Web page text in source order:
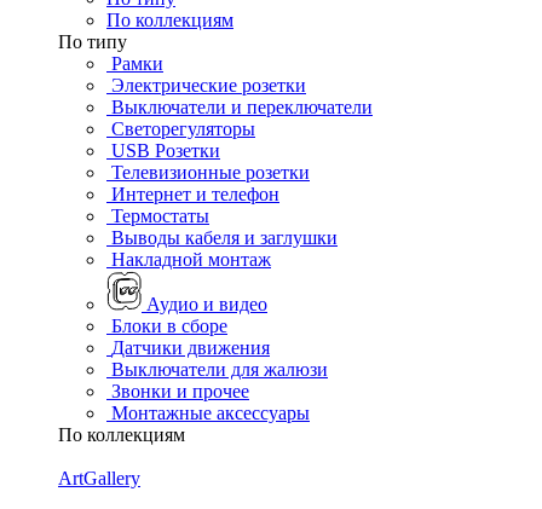
По коллекциям
По типу
Рамки
Электрические розетки
Выключатели и переключатели
Светорегуляторы
USB Розетки
Телевизионные розетки
Интернет и телефон
Термостаты
Выводы кабеля и заглушки
Накладной монтаж
Аудио и видео
Блоки в сборе
Датчики движения
Выключатели для жалюзи
Звонки и прочее
Монтажные аксессуары
По коллекциям
ArtGallery